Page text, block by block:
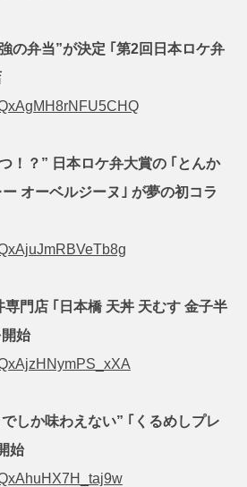
の弁当”が決定 ｢第2回日本ロケ弁
！？” 日本ロケ弁大賞の ｢とんか
オーベルジーヌ｣ が夢の初コラ
専門店 ｢日本橋 天丼 天むす 金子半
始
しか味わえない” ｢くるめしプレ
始